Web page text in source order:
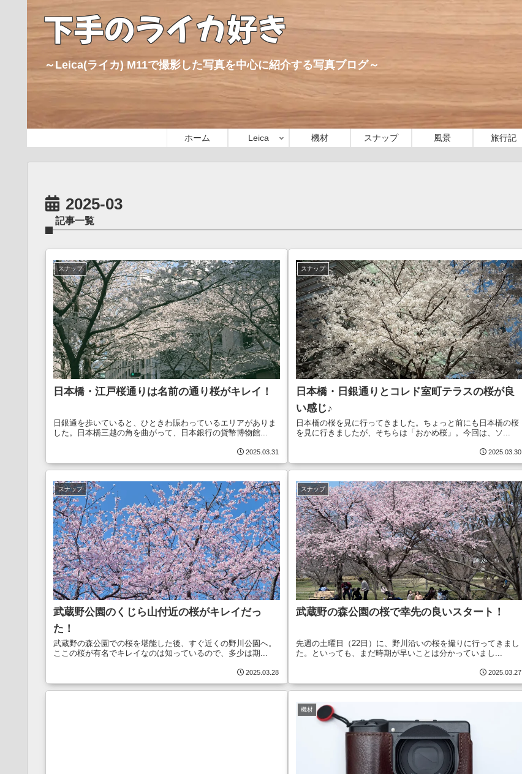
下手のライカ好き
～Leica(ライカ) M11で撮影した写真を中心に紹介する写真ブログ～
ホーム Leica 機材 スナップ 風景 旅行記
2025-03
記事一覧
スナップ
日本橋・江戸桜通りは名前の通り桜がキレイ！
日銀通を歩いていると、ひときわ賑わっているエリアがありま
した。日本橋三越の角を曲がって、日本銀行の貨幣博物館...
2025.03.31
スナップ
日本橋・日銀通りとコレド室町テラスの桜が良
い感じ♪
日本橋の桜を見に行ってきました。ちょっと前にも日本橋の桜
を見に行きましたが、そちらは「おかめ桜」。今回は、ソ...
2025.03.30
スナップ
武蔵野公園のくじら山付近の桜がキレイだっ
た！
武蔵野の森公園での桜を堪能した後、すぐ近くの野川公園へ。
ここの桜が有名でキレイなのは知っているので、多少は期...
2025.03.28
スナップ
武蔵野の森公園の桜で幸先の良いスタート！
先週の土曜日（22日）に、野川沿いの桜を撮りに行ってきまし
た。といっても、まだ時期が早いことは分かっていまし...
2025.03.27
機材